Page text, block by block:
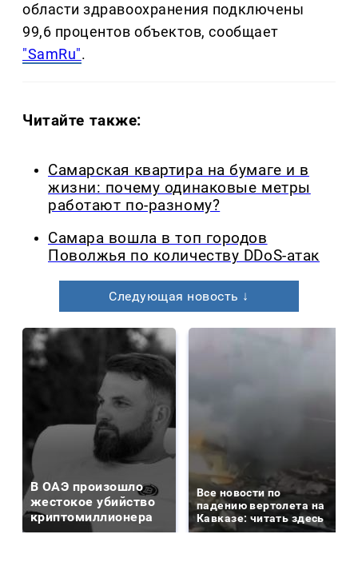
области здравоохранения подключены
99,6 процентов объектов, сообщает
"SamRu".
Читайте также:
Самарская квартира на бумаге и в
жизни: почему одинаковые метры
работают по-разному?
Самара вошла в топ городов
Поволжья по количеству DDoS-атак
Следующая новость ↓
В ОАЭ произошло
жестокое убийство
криптомиллионера
Все новости по
падению вертолета на
Кавказе: читать здесь